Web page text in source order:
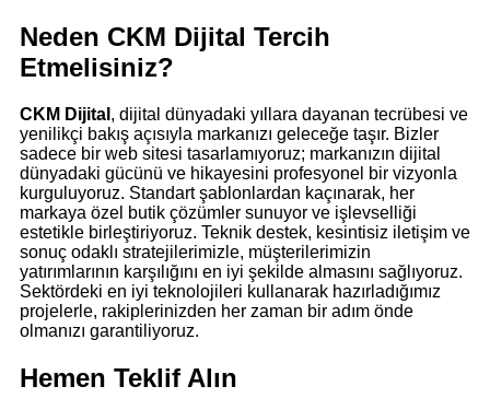
Neden CKM Dijital Tercih
Etmelisiniz?
CKM Dijital , dijital dünyadaki yıllara dayanan tecrübesi ve
yenilikçi bakış açısıyla markanızı geleceğe taşır. Bizler
sadece bir web sitesi tasarlamıyoruz; markanızın dijital
dünyadaki gücünü ve hikayesini profesyonel bir vizyonla
kurguluyoruz. Standart şablonlardan kaçınarak, her
markaya özel butik çözümler sunuyor ve işlevselliği
estetikle birleştiriyoruz. Teknik destek, kesintisiz iletişim ve
sonuç odaklı stratejilerimizle, müşterilerimizin
yatırımlarının karşılığını en iyi şekilde almasını sağlıyoruz.
Sektördeki en iyi teknolojileri kullanarak hazırladığımız
projelerle, rakiplerinizden her zaman bir adım önde
olmanızı garantiliyoruz.
Hemen Teklif Alın